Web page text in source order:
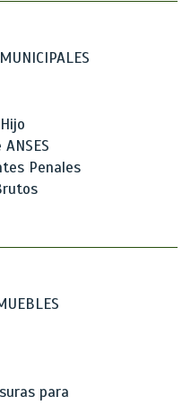
Penales
para